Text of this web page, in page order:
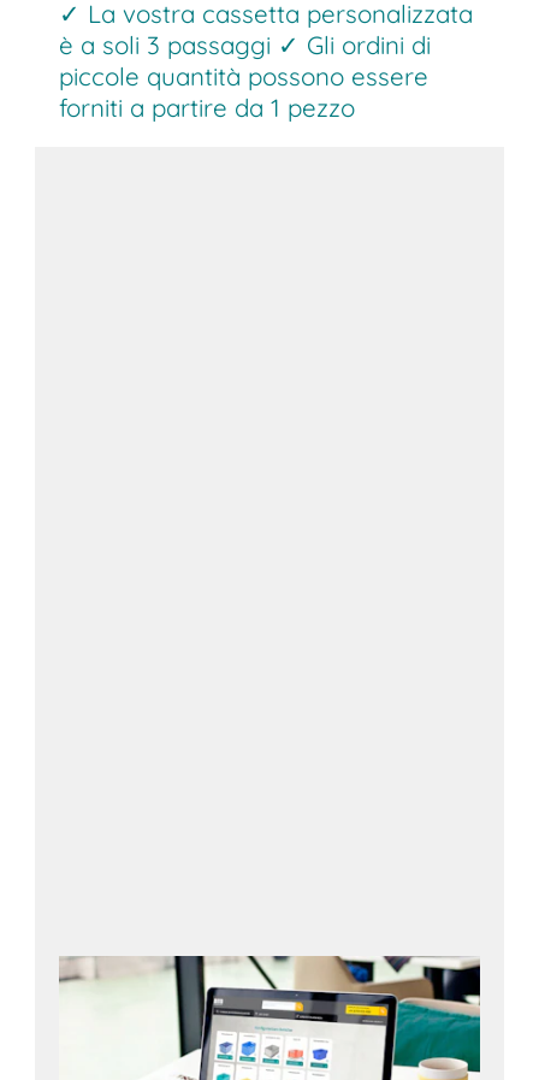
✓ La vostra cassetta personalizzata
è a soli 3 passaggi ✓ Gli ordini di
piccole quantità possono essere
forniti a partire da 1 pezzo
Aprite il configuratore